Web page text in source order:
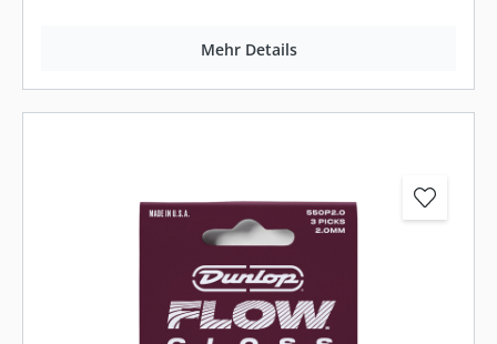
Mehr Details